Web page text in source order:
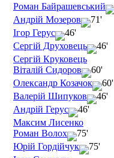
Роман Байрашевський
Андрій Мозеров
71'
Ігор Герус
46'
Сергій Друховець
46'
Сергій Круковець
Віталій Сидоров
60'
Олександр Козачок
60'
Валерій Шипуков
46'
Андрій Герус
46'
Максим Лисенко
Роман Волох
75'
Юрій Гордійчук
75'